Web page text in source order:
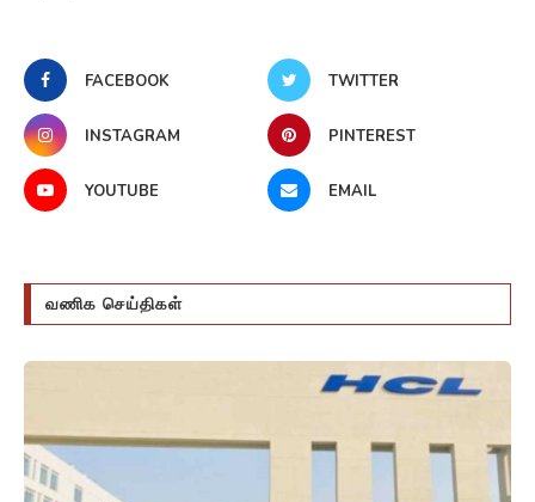
FACEBOOK TWITTER
INSTAGRAM PINTEREST
YOUTUBE EMAIL
வணிக செய்திகள்